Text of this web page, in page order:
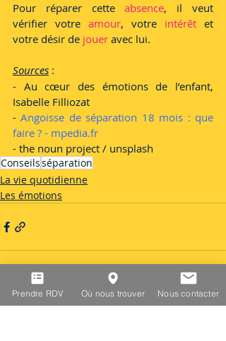
Pour réparer cette absence, il veut
vérifier votre amour, votre intérêt et
votre désir de jouer avec lui.
Sources :
- Au cœur des émotions de l’enfant,
Isabelle Filliozat
- Angoisse de séparation 18 mois : que
faire ? - mpedia.fr
- the noun project / unsplash
Conseilsséparation
La vie quotidienne
Les émotions
Posts récents Voir tout
Prendre RDV Où nous trouver Nous contacter